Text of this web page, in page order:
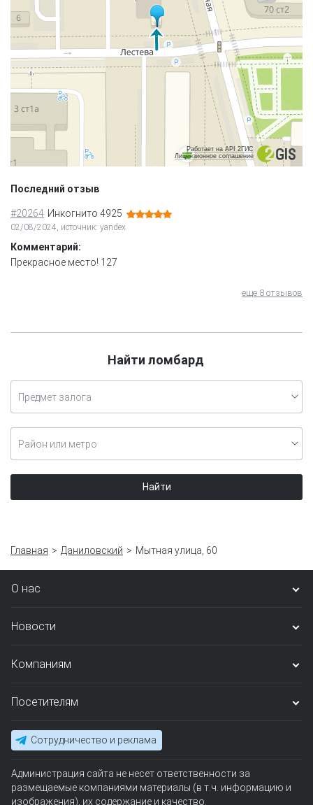
Работает на API 2ГИС
Лицензионное соглашение
Последний отзыв
#20264 Инкогнито 4925
02/08/2024, источник: yandex
Комментарий:
Прекрасное место! 127
еще 8 отзывов
Найти ломбард
Предмет залога
Район или метро
Найти
Главная Даниловский Мытная улица, 60
О нас
Новости
Компаниям
Посетителям
Сотрудничество и реклама
Администрация сайта не несет ответственности за
размещаемые компаниями материалы (в т.ч. информацию и
изображения), их содержание и качество.